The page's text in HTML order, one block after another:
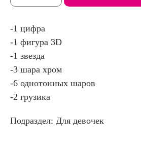
-1 цифра
-1 фигура 3D
-1 звезда
-3 шара хром
-6 однотонных шаров
-2 грузика
Подраздел: Для девочек